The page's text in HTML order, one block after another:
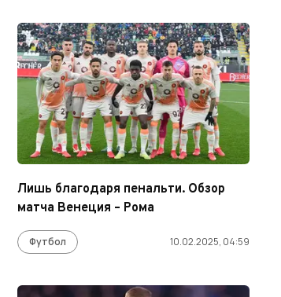
Лишь благодаря пенальти. Обзор
матча Венеция – Рома
Футбол 10.02.2025, 04:59